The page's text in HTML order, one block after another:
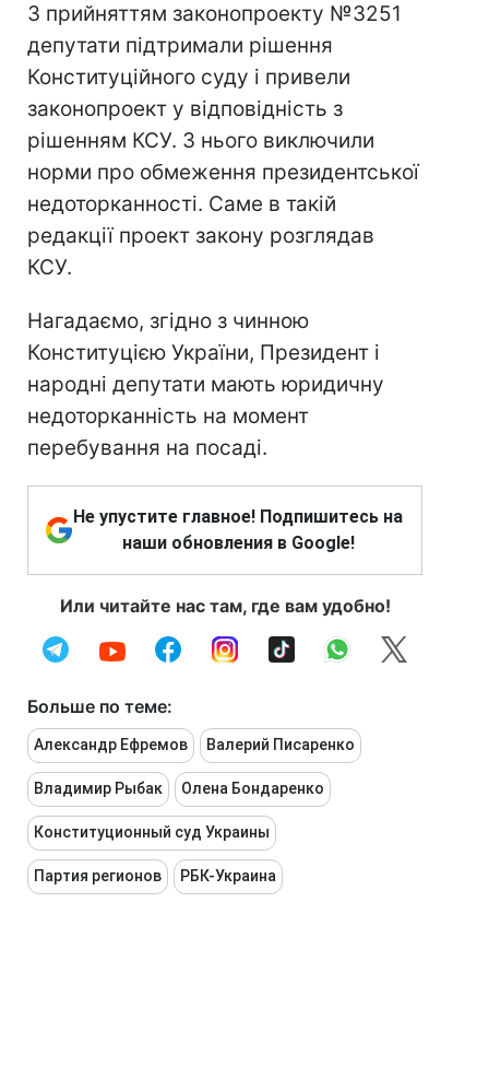
З прийняттям законопроекту №3251
депутати підтримали рішення
Конституційного суду і привели
законопроект у відповідність з
рішенням КСУ. З нього виключили
норми про обмеження президентської
недоторканності. Саме в такій
редакції проект закону розглядав
КСУ.
Нагадаємо, згідно з чинною
Конституцією України, Президент і
народні депутати мають юридичну
недоторканність на момент
перебування на посаді.
Не упустите главное! Подпишитесь на
наши обновления в Google!
Или читайте нас там, где вам удобно!
Больше по теме:
Александр Ефремов Валерий Писаренко
Владимир Рыбак Олена Бондаренко
Конституционный суд Украины
Партия регионов РБК-Украина